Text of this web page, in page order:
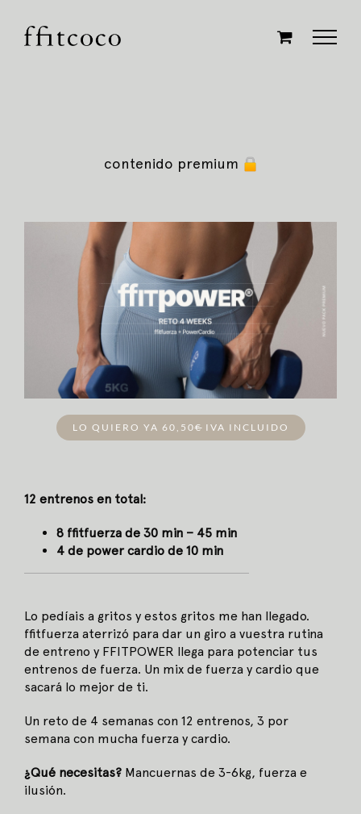
contenido
contenido premium
LO QUIERO YA 60,50€IVA INCLUIDO
12 entrenos en total:
8 ffitfuerza de 30 min – 45 min
4 de power cardio de 10 min
Lo pedíais a gritos y estos gritos me han llegado.
ffitfuerza aterrizó para dar un giro a vuestra rutina
de entreno y FFITPOWER llega para potenciar tus
entrenos de fuerza. Un mix de fuerza y cardio que
sacará lo mejor de ti.
Un reto de 4 semanas con 12 entrenos, 3 por
semana con mucha fuerza y cardio.
¿Qué necesitas? Mancuernas de 3-6kg, fuerza e
ilusión.